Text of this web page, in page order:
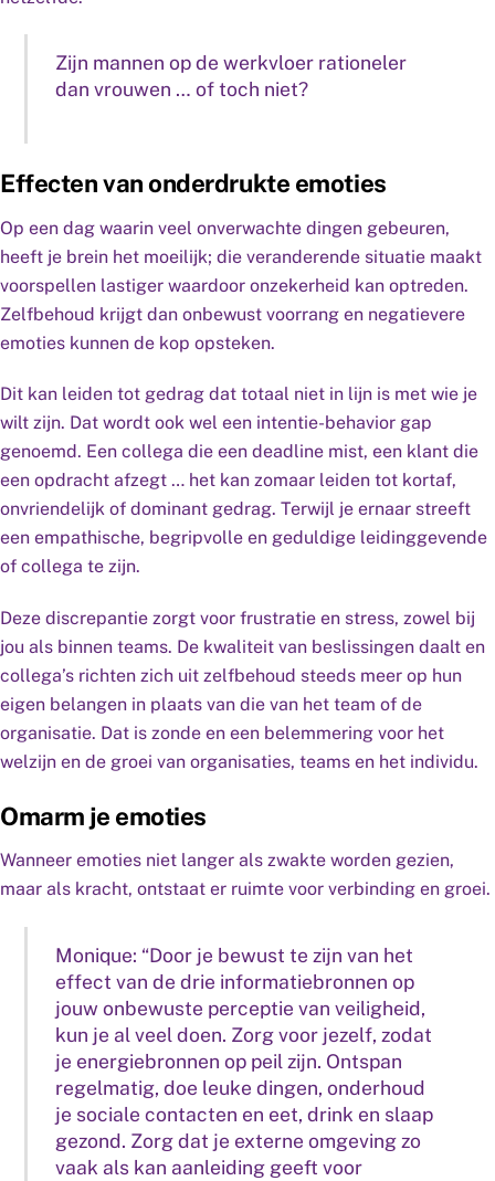
Zijn mannen op de werkvloer rationeler
dan vrouwen … of toch niet?
Effecten van onderdrukte emoties
Op een dag waarin veel onverwachte dingen gebeuren,
heeft je brein het moeilijk; die veranderende situatie maakt
voorspellen lastiger waardoor onzekerheid kan optreden.
Zelfbehoud krijgt dan onbewust voorrang en negatievere
emoties kunnen de kop opsteken.
Dit kan leiden tot gedrag dat totaal niet in lijn is met wie je
wilt zijn. Dat wordt ook wel een intentie-behavior gap
genoemd. Een collega die een deadline mist, een klant die
een opdracht afzegt … het kan zomaar leiden tot kortaf,
onvriendelijk of dominant gedrag. Terwijl je ernaar streeft
een empathische, begripvolle en geduldige leidinggevende
of collega te zijn.
Deze discrepantie zorgt voor frustratie en stress, zowel bij
jou als binnen teams. De kwaliteit van beslissingen daalt en
collega’s richten zich uit zelfbehoud steeds meer op hun
eigen belangen in plaats van die van het team of de
organisatie. Dat is zonde en een belemmering voor het
welzijn en de groei van organisaties, teams en het individu.
Omarm je emoties
Wanneer emoties niet langer als zwakte worden gezien,
maar als kracht, ontstaat er ruimte voor verbinding en groei.
Monique: “Door je bewust te zijn van het
effect van de drie informatiebronnen op
jouw onbewuste perceptie van veiligheid,
kun je al veel doen. Zorg voor jezelf, zodat
je energiebronnen op peil zijn. Ontspan
regelmatig, doe leuke dingen, onderhoud
je sociale contacten en eet, drink en slaap
gezond. Zorg dat je externe omgeving zo
vaak als kan aanleiding geeft voor